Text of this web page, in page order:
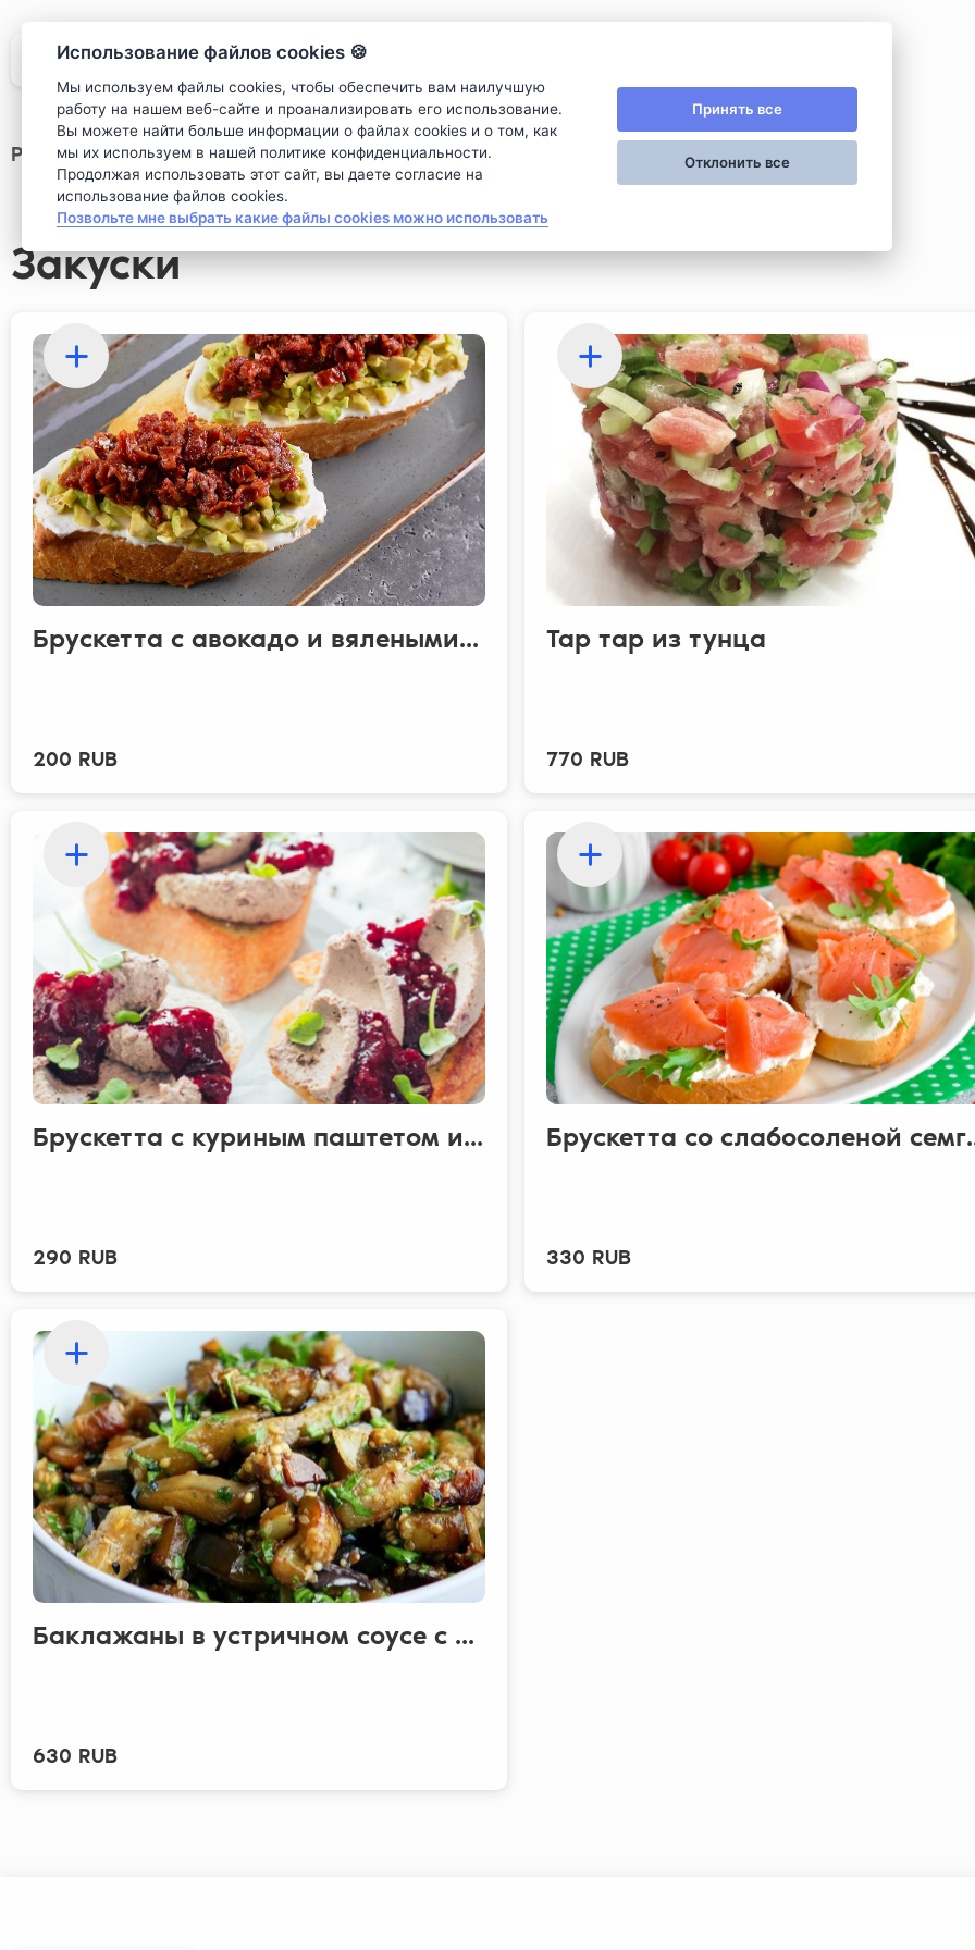
Ресторан > Основное меню
Закуски
Брускетта с авокадо и вялеными...
200 RUB
Тар тар из тунца
770 RUB
Брускетта с куриным паштетом и...
290 RUB
Брускетта со слабосоленой
330 RUB
Баклажаны в устричном соусе с ...
630 RUB
Использование файлов cookies 🍪
Мы используем файлы cookies, чтобы обеспечить вам наилучшую
работу на нашем веб-сайте и проанализировать его использование.
Вы можете найти больше информации о файлах cookies и о том, как
мы их используем в нашей политике конфиденциальности.
Продолжая использовать этот сайт, вы даете согласие на
использование файлов cookies.
Позвольте мне выбрать какие файлы cookies можно использовать
Принять все
Отклонить все